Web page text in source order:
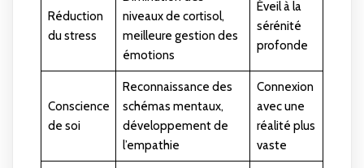
Réduction
du stress
niveaux de cortisol,
meilleure gestion des
émotions
Éveil à la
sérénité
profonde
Conscience
de soi
Reconnaissance des
schémas mentaux,
développement de
l’empathie
Connexion
avec une
réalité plus
vaste